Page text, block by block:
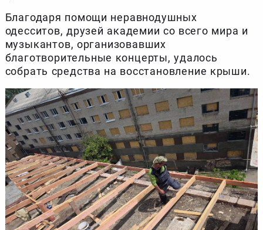
Благодаря помощи неравнодушных
одесситов, друзей академии со всего мира и
музыкантов, организовавших
благотворительные концерты, удалось
собрать средства на восстановление крыши.